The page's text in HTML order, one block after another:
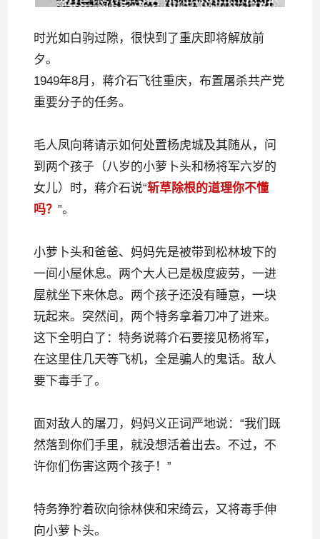
时光如白驹过隙，很快到了重庆即将解放前
夕。
1949年8月，蒋介石飞往重庆，布置屠杀共产党
重要分子的任务。
毛人凤向蒋请示如何处置杨虎城及其随从，问
到两个孩子（八岁的小萝卜头和杨将军六岁的
女儿）时，蒋介石说“斩草除根的道理你不懂
吗？”。
小萝卜头和爸爸、妈妈先是被带到松林坡下的
一间小屋休息。两个大人已是极度疲劳，一进
屋就坐下来休息。两个孩子还没有睡意，一块
玩起来。突然间，两个特务拿着刀冲了进来。
这下全明白了：特务说蒋介石要接见杨将军，
在这里住几天等飞机，全是骗人的鬼话。敌人
要下毒手了。
面对敌人的屠刀，妈妈义正词严地说：“我们既
然落到你们手里，就没想活着出去。不过，不
许你们伤害这两个孩子！”
特务狰狞着砍向徐林侠和宋绮云，又将毒手伸
向小萝卜头。